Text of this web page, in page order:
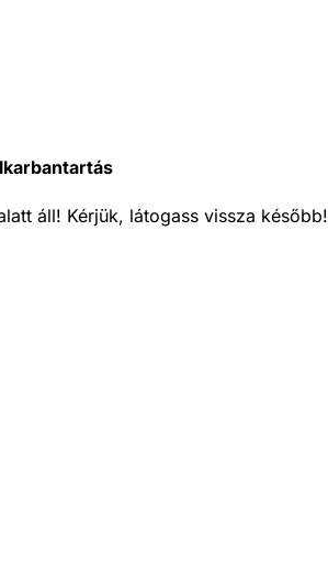
áll! Kérjük, látogass vissza később!